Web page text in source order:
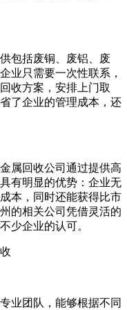
包括废铜、废铝、废
业只需要一次性联系，
收方案，安排上门取
了企业的管理成本，还
属回收公司通过提供高
有明显的优势：企业无
本，同时还能获得比市
的相关公司凭借灵活的
少企业的认可。
业团队，能够根据不同